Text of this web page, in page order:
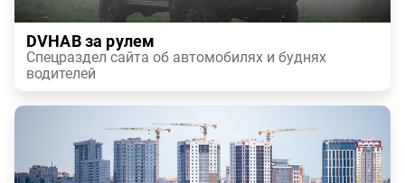
DVHAB за рулем
Спецраздел сайта об автомобилях и буднях
водителей